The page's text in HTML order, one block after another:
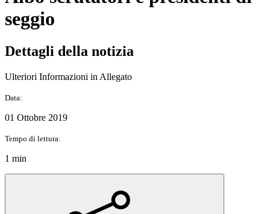
seggio
Dettagli della notizia
Ulteriori Informazioni in Allegato
Data:
01 Ottobre 2019
Tempo di lettura:
1 min